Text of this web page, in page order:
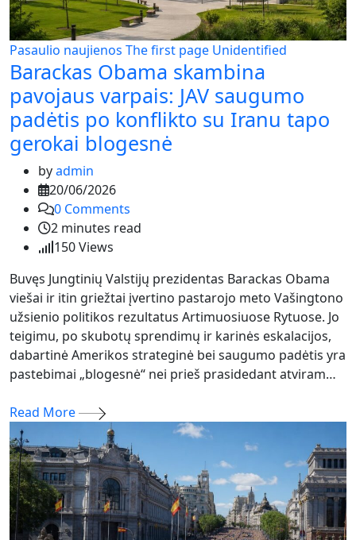
Pasaulio naujienos The first page Unidentified
Barackas Obama skambina
pavojaus varpais: JAV saugumo
padėtis po konflikto su Iranu tapo
gerokai blogesnė
byadmin
20/06/2026
0 Comments
2 minutes read
150Views
Buvęs Jungtinių Valstijų prezidentas Barackas Obama
viešai ir itin griežtai įvertino pastarojo meto Vašingtono
užsienio politikos rezultatus Artimuosiuose Rytuose. Jo
teigimu, po skubotų sprendimų ir karinės eskalacijos,
dabartinė Amerikos strateginė bei saugumo padėtis yra
pastebimai „blogesnė“ nei prieš prasidedant atviram…
Read More